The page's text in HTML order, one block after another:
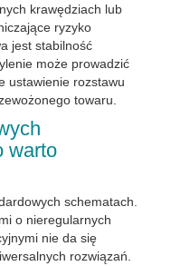
krawędziach lub
ryzyko
jest stabilność
może prowadzić
ustawienie rozstawu
towaru.
warto
schematach.
o nieregularnych
nie da się
rozwiązań.